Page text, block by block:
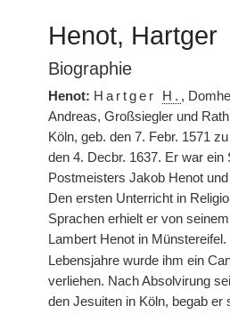
Henot, Hartger
Biographie
Henot: Hartger H. ,
Andreas, Großsiegler und
Köln, geb. den 7. Febr. 1571
den 4. Decbr. 1637. Er war ein
Postmeisters Jakob Henot
Den ersten Unterricht in
Sprachen erhielt er von
Lambert Henot in
Lebensjahre wurde ihm ein
verliehen. Nach Absolvirung
den Jesuiten in Köln, begab er